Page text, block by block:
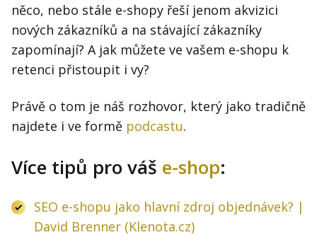
něco, nebo stále e-shopy řeší jenom akvizici
nových zákazníků a na stávající zákazníky
zapomínají? A jak můžete ve vašem e-shopu k
retenci přistoupit i vy?
Právě o tom je náš rozhovor, který jako tradičně
najdete i ve formě podcastu.
Více tipů pro váš e-shop:
SEO e-shopu jako hlavní zdroj objednávek? |
David Brenner (Klenota.cz)